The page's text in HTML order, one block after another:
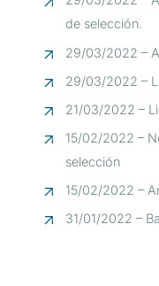
31/01/2022 –
15/02/2022 –
15/02/2022 –
selección
21/03/2022 –
29/03/2022 –
29/03/2022 –
de selección.